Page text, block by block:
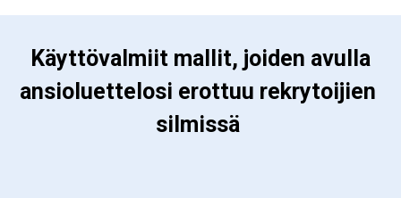
ansioluettelosi erottuu rekrytoijien
silmissä